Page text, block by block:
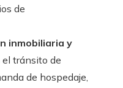
de
inmobiliaria y
tránsito de
de hospedaje,